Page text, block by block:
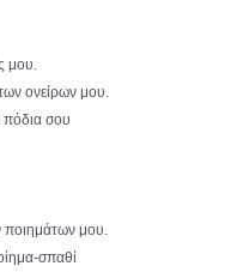
μου.
ονείρων μου.
πόδια σου
μου.
σπαθί